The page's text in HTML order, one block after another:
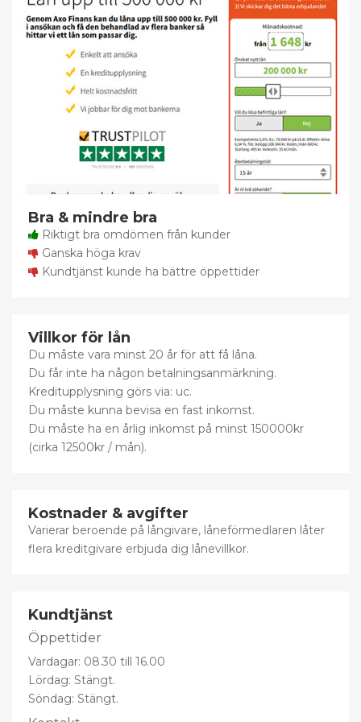
Bra & mindre bra
Riktigt bra omdömen från kunder
Ganska höga krav
Kundtjänst kunde ha bättre öppettider
Villkor för lån
Du måste vara minst 20 år för att få låna.
Du får inte ha någon betalningsanmärkning.
Kreditupplysning görs via: uc.
Du måste kunna bevisa en fast inkomst.
Du måste ha en årlig inkomst på minst 150000kr
(cirka 12500kr / mån).
Kostnader & avgifter
Varierar beroende på långivare, låneförmedlaren låter
flera kreditgivare erbjuda dig lånevillkor.
Kundtjänst
Öppettider
Vardagar: 08.30 till 16.00
Lördag: Stängt.
Söndag: Stängt.